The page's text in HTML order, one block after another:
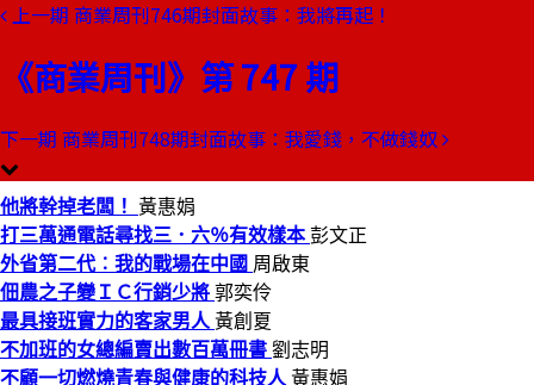
上一期 商業周刊746期封面故事：我將再起！
《商業周刊》第 747 期
下一期 商業周刊748期封面故事：我愛錢，不做錢奴
本期目錄
他將幹掉老闆！
他將幹掉老闆！ 黃惠娟
打三萬通電話尋找三．六％有效樣本彭文正
外省第二代︰我的戰場在中國 周啟東
佃農之子變ＩＣ行銷少將 郭奕伶
最具接班實力的客家男人 黃創夏
不加班的女總編賣出數百萬冊書 劉志明
不顧一切燃燒青春與健康的科技人 黃惠娟